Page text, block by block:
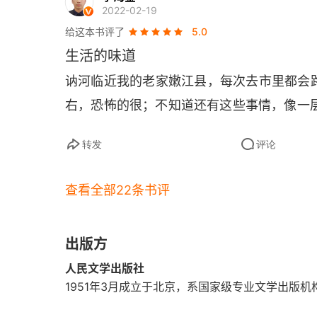
无法解开的心底隐忧
漫长的告别
他们大多已经不在了
南京那个寒冷的冬季
令人刮目相看的雨晃
狗中“疯子”雨季
雨季不再来
2022-02-19
给这本书评了
5.0
生活的味道
讷河临近我的老家嫩江县，每次去市里都
右，恐怖的很；不知道还有这些事情，像一
转发 评论
查看全部22条书评
出版方
人民文学出版社
1951年3月成立于北京，系国家级专业文学出版